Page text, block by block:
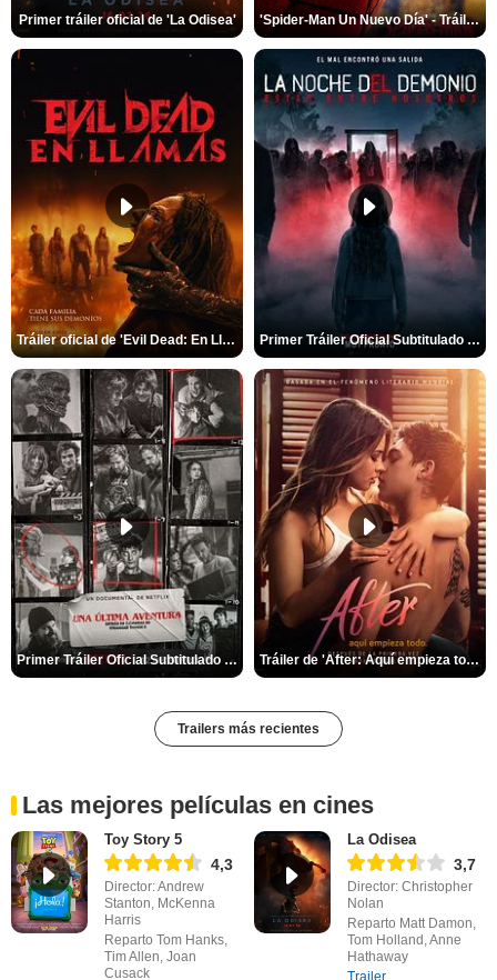
Primer tráiler oficial de 'La Odisea' 'Spider-Man Un Nuevo Día' - Tráiler oficial subtitulado
Tráiler oficial de 'Evil Dead: En Llamas' Primer Tráiler Oficial Subtitulado de 'La Noche Del Demonio: Están Entre Nosotros'
Primer Tráiler Oficial Subtitulado de 'Una última aventura: Detrás de cámaras de Stranger Things 5' Tráiler de 'After: Aquí empieza todo'
Trailers más recientes
Las mejores películas en cines
Toy Story 5
4,3
Director: Andrew
Stanton, McKenna
Harris
Reparto Tom Hanks,
Tim Allen, Joan
Cusack
La Odisea
3,7
Director: Christopher
Nolan
Reparto Matt Damon,
Tom Holland, Anne
Hathaway